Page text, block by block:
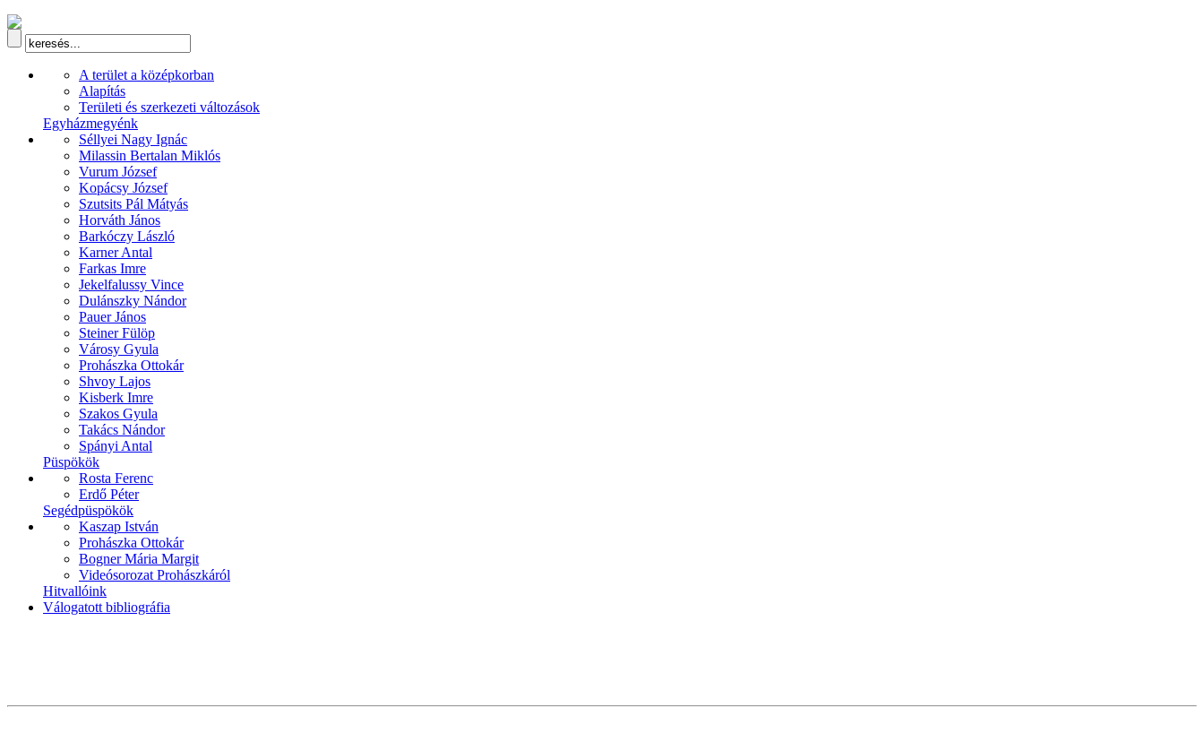
A terület a középkorban
Alapítás
Területi és szerkezeti változások
Egyházmegyénk
Séllyei Nagy Ignác
Milassin Bertalan Miklós
Vurum József
Kopácsy József
Szutsits Pál Mátyás
Horváth János
Barkóczy László
Karner Antal
Farkas Imre
Jekelfalussy Vince
Dulánszky Nándor
Pauer János
Steiner Fülöp
Városy Gyula
Prohászka Ottokár
Shvoy Lajos
Kisberk Imre
Szakos Gyula
Takács Nándor
Spányi Antal
Püspökök
Rosta Ferenc
Erdő Péter
Segédpüspökök
Kaszap István
Prohászka Ottokár
Bogner Mária Margit
Videósorozat Prohászkáról
Hitvallóink
Válogatott bibliográfia